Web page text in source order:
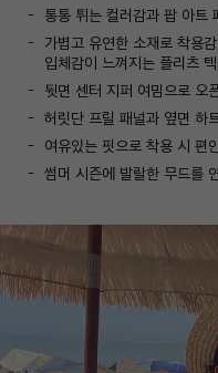
통통 튀는 컬러감과 팝 아트
가볍고 유연한 소재로 착용
입체감이 느껴지는 플리츠
뒷면 센터 지퍼 여밈으로 오
허릿단 프릴 패널과 옆면 하
여유있는 핏으로 착용 시 편
썸머 시즌에 발랄한 무드를